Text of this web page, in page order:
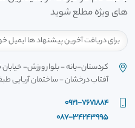
های ویژه مطلع شوید
کردستان-بانه - بلوار ورزش- خیابان
آفتاب درخشان - ساختمان آریایی
0921-7671884
087-34243995